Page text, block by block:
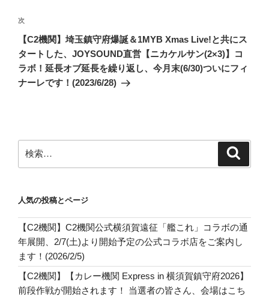
ゲ
ー
シ
ョ
ン
次
の
投
稿
次
【C2機関】埼玉鎮守府爆誕＆1MYB Xmas Live!と共にス
タートした、JOYSOUND直営【ニカケルサン(2×3)】コ
ラボ！延長オブ延長を繰り返し、今月末(6/30)ついにフィ
ナーレです！(2023/6/28)
索:
人気の投稿とページ
【C2機関】C2機関公式横須賀遠征「艦これ」コラボの通
年展開、2/7(土)より開始予定の公式コラボ店をご案内し
ます！(2026/2/5)
【C2機関】【カレー機関 Express in 横須賀鎮守府2026】
前段作戦が開始されます！ 当選者の皆さん、会場はこち